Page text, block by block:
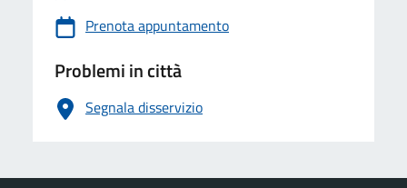
Prenota appuntamento
Problemi in città
Segnala disservizio